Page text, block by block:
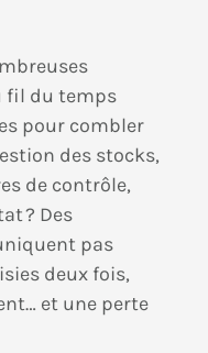
fil du temps
pour combler
des stocks,
de contrôle,
? Des
pas
deux fois,
et une perte